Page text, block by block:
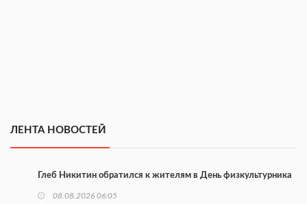
ЛЕНТА НОВОСТЕЙ
Глеб Никитин обратился к жителям в День физкультурника
08.08.2026 06:05